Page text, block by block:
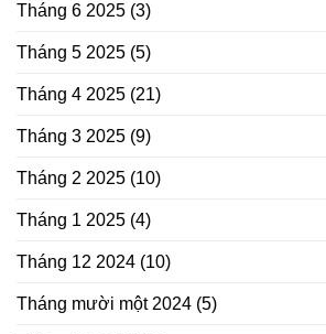
Tháng 6 2025 (3)
Tháng 5 2025 (5)
Tháng 4 2025 (21)
Tháng 3 2025 (9)
Tháng 2 2025 (10)
Tháng 1 2025 (4)
Tháng 12 2024 (10)
Tháng mười một 2024 (5)